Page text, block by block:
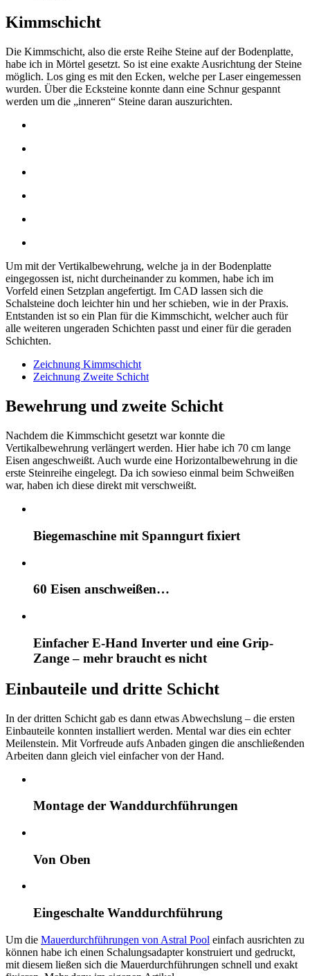
Kimmschicht
Die Kimmschicht, also die erste Reihe Steine auf der Bodenplatte,
habe ich in Mörtel gesetzt. So ist eine exakte Ausrichtung der Steine
möglich. Los ging es mit den Ecken, welche per Laser eingemessen
wurden. Über die Ecksteine konnte dann eine Schnur gespannt
werden um die „inneren“ Steine daran auszurichten.
Um mit der Vertikalbewehrung, welche ja in der Bodenplatte
eingegossen ist, nicht durcheinander zu kommen, habe ich im
Vorfeld einen Setzplan angefertigt. Im CAD lassen sich die
Schalsteine doch leichter hin und her schieben, wie in der Praxis.
Entstanden ist so ein Plan für die Kimmschicht, welcher auch für
alle weiteren ungeraden Schichten passt und einer für die geraden
Schichten.
Zeichnung Kimmschicht
Zeichnung Zweite Schicht
Bewehrung und zweite Schicht
Nachdem die Kimmschicht gesetzt war konnte die
Vertikalbewehrung verlängert werden. Hier habe ich 70 cm lange
Eisen angeschweißt. Auch wurde eine Horizontalbewehrung in die
erste Steinreihe eingelegt. Da ich sowieso einmal beim Schweißen
war, haben ich diese direkt mit verschweißt.
Biegemaschine mit Spanngurt fixiert
60 Eisen anschweißen…
Einfacher E-Hand Inverter und eine Grip-
Zange – mehr braucht es nicht
Einbauteile und dritte Schicht
In der dritten Schicht gab es dann etwas Abwechslung – die ersten
Einbauteile konnten installiert werden. Mental war dies ein echter
Meilenstein. Mit Vorfreude aufs Anbaden gingen die anschließenden
Arbeiten dann gleich viel einfacher von der Hand.
Montage der Wanddurchführungen
Von Oben
Eingeschalte Wanddurchführung
Um die Mauerdurchführungen von Astral Pool einfach ausrichten zu
können habe ich einen Schalungsadapter konstruiert und gedruckt,
mit diesem ließen sich die Mauerdurchführungen schnell und exakt